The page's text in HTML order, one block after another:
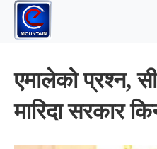
एमालेको प्रश्न,
मारिदा सरकार